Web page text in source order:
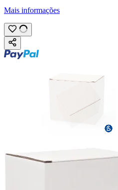
Mais informações